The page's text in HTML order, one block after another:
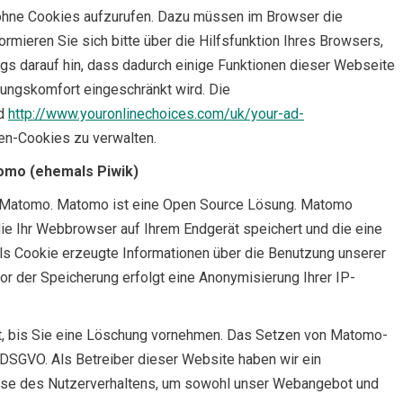
Cookies aufzurufen. Dazu müssen im Browser die
Sie sich bitte über die Hilfsfunktion Ihres Browsers,
darauf hin, dass dadurch einige Funktionen dieser Webseite
eingeschränkt wird. Die
http://www.youronlinechoices.com/uk/your-ad-
Cookies zu verwalten.
(ehemals Piwik)
Matomo ist eine Open Source Lösung. Matomo
Ihr Webbrowser auf Ihrem Endgerät speichert und die eine
Cookie erzeugte Informationen über die Benutzung unserer
der Speicherung erfolgt eine Anonymisierung Ihrer IP-
Sie eine Löschung vornehmen. Das Setzen von Matomo-
Als Betreiber dieser Website haben wir ein
des Nutzerverhaltens, um sowohl unser Webangebot und